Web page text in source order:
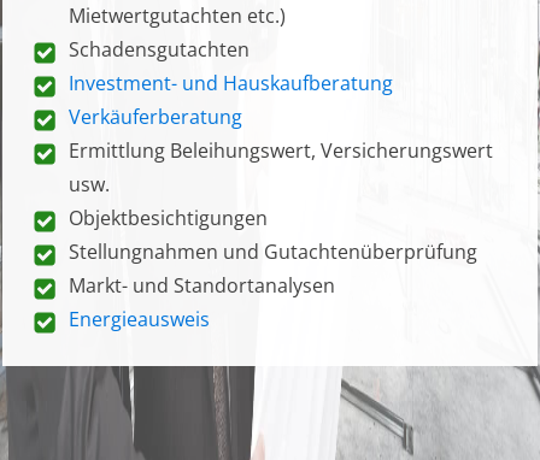
Mietwertgutachten etc.)
Schadensgutachten
Investment- und Hauskaufberatung
Verkäuferberatung
Ermittlung Beleihungswert, Versicherungswert
usw.
Objektbesichtigungen
Stellungnahmen und Gutachtenüberprüfung
Markt- und Standortanalysen
Energieausweis